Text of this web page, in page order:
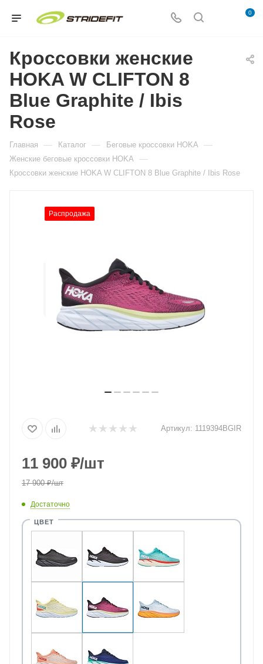
0
Кроссовки женские
HOKA W CLIFTON 8
Blue Graphite / Ibis
Rose
Главная — Каталог — Беговые кроссовки HOKA —
Женские беговые кроссовки HOKA —
Кроссовки женские HOKA W CLIFTON 8 Blue Graphite / Ibis Rose
Распродажа
Артикул: 1119394BGIR
11 900 ₽/шт
17 900₽/шт
Достаточно